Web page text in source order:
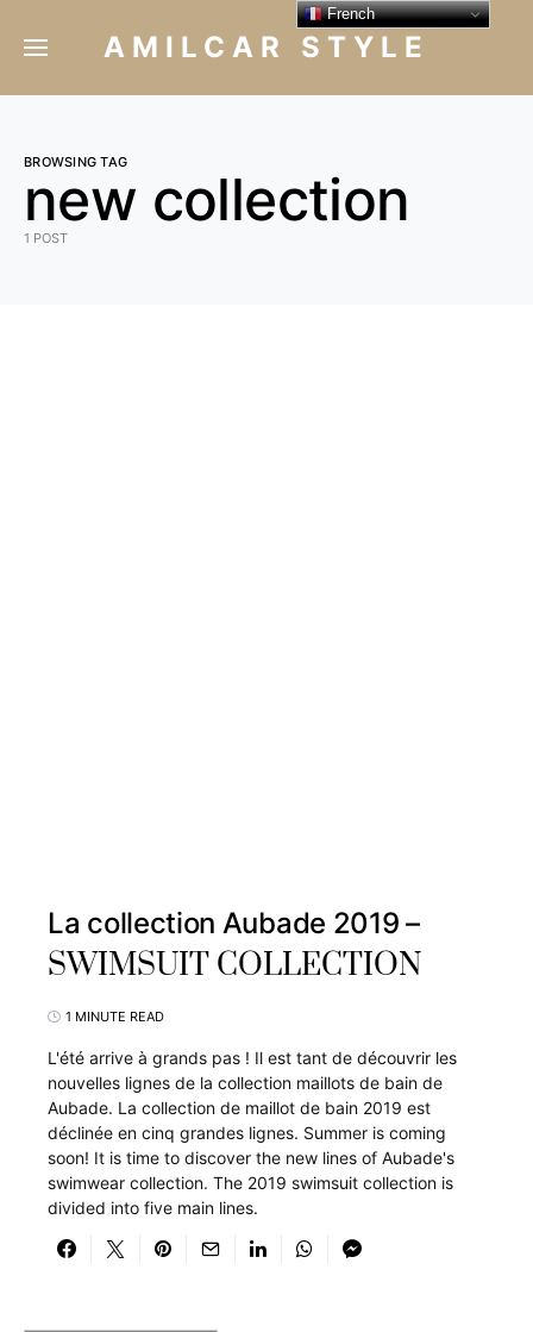
AMILCAR STYLE
BROWSING TAG
new collection
1 POST
La collection Aubade 2019 –
SWIMSUIT COLLECTION
1 MINUTE READ
L'été arrive à grands pas ! Il est tant de découvrir les
nouvelles lignes de la collection maillots de bain de
Aubade. La collection de maillot de bain 2019 est
déclinée en cinq grandes lignes. Summer is coming
soon! It is time to discover the new lines of Aubade's
swimwear collection. The 2019 swimsuit collection is
divided into five main lines.
French